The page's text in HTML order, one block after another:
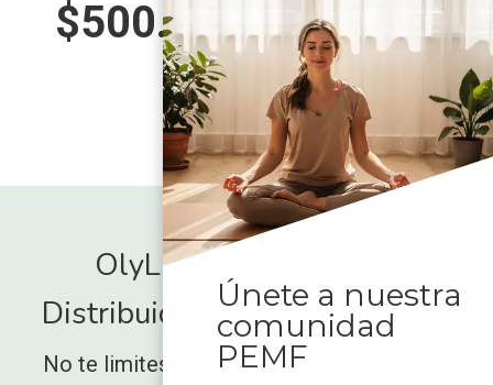
$500.00
OlyLife International -
Distribuidor global autorizado
No te limites a observar cómo aumenta el
Únete a nuestra
comunidad
PEMF